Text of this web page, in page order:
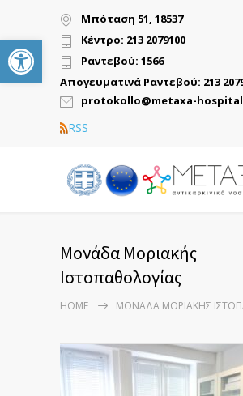
Ανοίξτε τη γραμμή εργαλείων
Μπόταση 51, 18537
Κέντρο: 213 2079100
Ραντεβού: 1566
Απογευματινά Ραντεβού: 213
protokollo@metaxa-
RSS
Μονάδα Μοριακής
Ιστοπαθολογίας
HOME ΜΟΝΆΔΑ ΜΟΡΙΑΚΉΣ